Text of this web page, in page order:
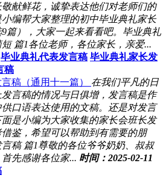
献鲜花，诚挚表达他们对老师们的
编帮大家整理的初中毕业典礼家长
篇），大家一起来看看吧。毕业典礼
篇1各位老师，各位家长，亲爱...
毕业典礼代表发言稿 毕业典礼家长发
稿
稿（通用十一篇）
在我们平凡的日
言稿的情况与日俱增，发言稿是作
口语表达使用的文稿。还是对发言
是小编为大家收集的家长会班长发
鉴，希望可以帮助到有需要的朋
稿 篇1尊敬的各位爷爷奶奶、叔叔
先感谢各位家... 时间：2025-02-11